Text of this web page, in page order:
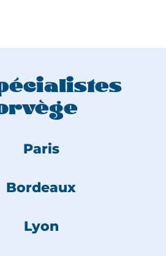
Paris
Bordeaux
Lyon